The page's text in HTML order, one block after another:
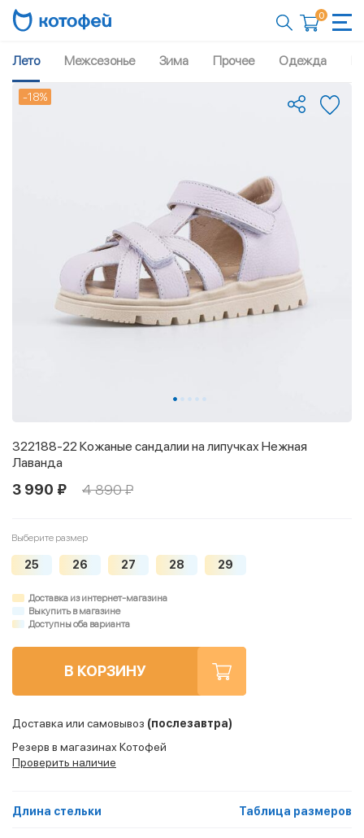
0
Лето Межсезонье Зима Прочее Одежда
-18%
322188-22 Кожаные сандалии на липучках Нежная
Лаванда
3 990 ₽ 4 890 ₽
Выберите размер
25 26 27 28 29
Доставка из интернет-магазина
Выкупить в магазине
Доступны оба варианта
В КОРЗИНУ
Доставка или самовывоз (послезавтра)
Резерв в магазинах Котофей
Проверить наличие
Длина стельки Таблица размеров